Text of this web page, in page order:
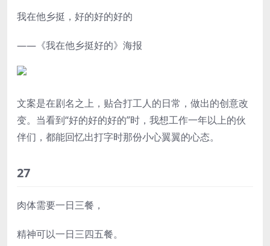
我在他乡挺，好的好的好的
——《我在他乡挺好的》海报
文案是在剧名之上，贴合打工人的日常，做出的创意改
变。当看到“好的好的好的”时，我想工作一年以上的伙
伴们，都能回忆出打字时那份小心翼翼的心态。
27
肉体需要一日三餐，
精神可以一日三四五餐。